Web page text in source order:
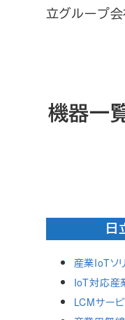
立グループ
機器一
日
産業IoTソ
IoT対応産
LCMサー